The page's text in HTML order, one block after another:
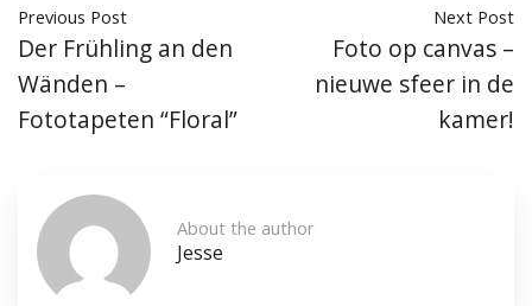
Previous Post
Der Frühling an den
Wänden –
Fototapeten “Floral”
Next Post
Foto op canvas –
nieuwe sfeer in de
kamer!
About the author
Jesse